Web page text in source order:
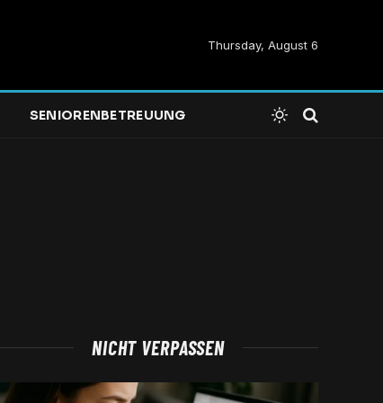
Thursday, August 6
SENIORENBETREUUNG
NICHT VERPASSEN